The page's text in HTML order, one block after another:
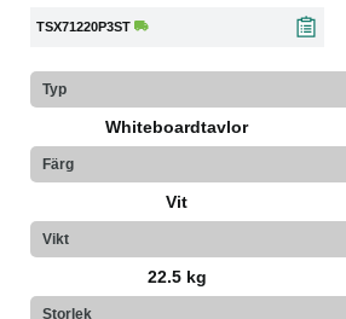
TSX71220P3ST
Typ
Whiteboardtavlor
Färg
Vit
Vikt
22.5 kg
Storlek